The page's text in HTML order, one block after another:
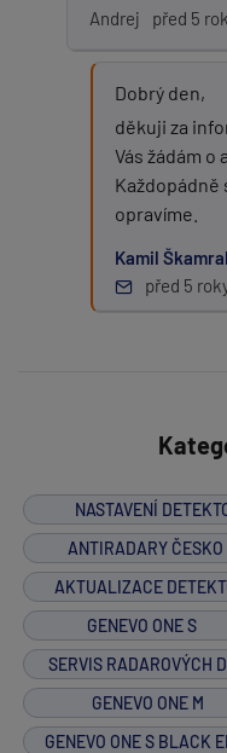
Andrej před 5
Dobrý den,
děkuji za
Vás žádám
opravíme.
Kamil
před 5
NASTAVENÍ
ANTIRADARY ČESKO
AKTUALIZACE
GENEVO ONE S
SERVIS RADAROVÝCH
GENEVO ONE M
GENEVO ONE S BLACK